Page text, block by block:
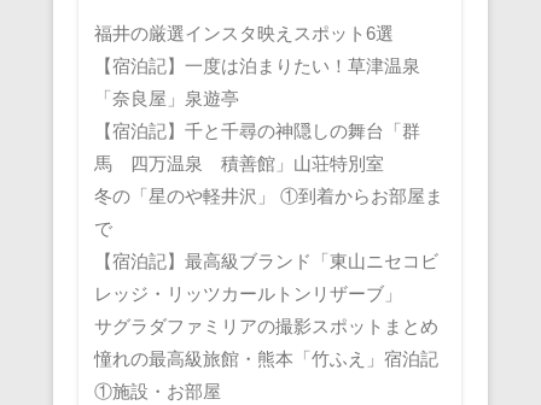
福井の厳選インスタ映えスポット6選
【宿泊記】一度は泊まりたい！草津温泉
「奈良屋」泉遊亭
【宿泊記】千と千尋の神隠しの舞台「群
馬 四万温泉 積善館」山荘特別室
冬の「星のや軽井沢」 ①到着からお部屋ま
で
【宿泊記】最高級ブランド「東山ニセコビ
レッジ・リッツカールトンリザーブ」
サグラダファミリアの撮影スポットまとめ
憧れの最高級旅館・熊本「竹ふえ」宿泊記
①施設・お部屋